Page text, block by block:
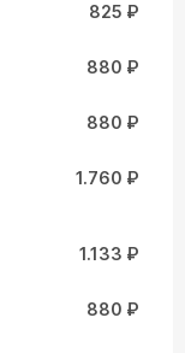
825 ₽
880 ₽
880 ₽
1.760 ₽
1.133 ₽
880 ₽